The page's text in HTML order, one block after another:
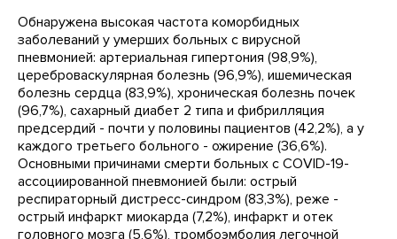
Обнаружена высокая частота коморбидных
заболеваний у умерших больных с вирусной
пневмонией: артериальная гипертония (98,9%),
цереброваскулярная болезнь (96,9%), ишемическая
болезнь сердца (83,9%), хроническая болезнь почек
(96,7%), сахарный диабет 2 типа и фибрилляция
предсердий - почти у половины пациентов (42,2%), а у
каждого третьего больного - ожирение (36,6%).
Основными причинами смерти больных с COVID-19-
ассоциированной пневмонией были: острый
респираторный дистресс-синдром (83,3%), реже -
острый инфаркт миокарда (7,2%), инфаркт и отек
головного мозга (5,6%), тромбоэмболия легочной